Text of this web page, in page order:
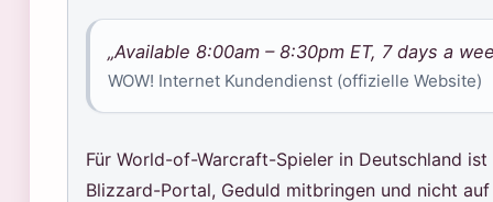
„Available 8:00am – 8:30pm ET, 7 days a
WOW! Internet Kundendienst (offizielle Website)
Für World-of-Warcraft-Spieler in Deutschland
Blizzard-Portal, Geduld mitbringen und nicht